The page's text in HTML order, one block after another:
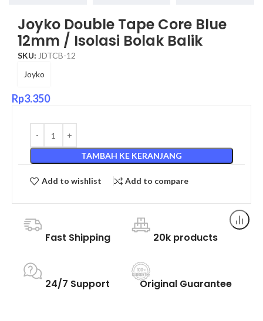
Joyko Double Tape Core Blue
12mm / Isolasi Bolak Balik
SKU: JDTCB-12
Joyko
Rp3.350
TAMBAH KE KERANJANG
Add to wishlist Add to compare
Fast Shipping 20k products
24/7 Support Original Guarantee